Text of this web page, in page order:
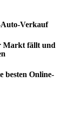
Verkauf
Markt fällt und
besten Online-